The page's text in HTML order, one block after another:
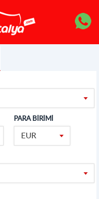
PARA BİRİMİ
EUR